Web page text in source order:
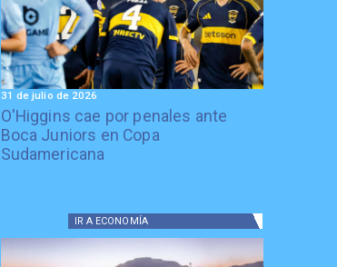
O'Higgins cae por penales ante
Boca Juniors en Copa
Sudamericana
31 de julio de 2026
IR A ECONOMÍA